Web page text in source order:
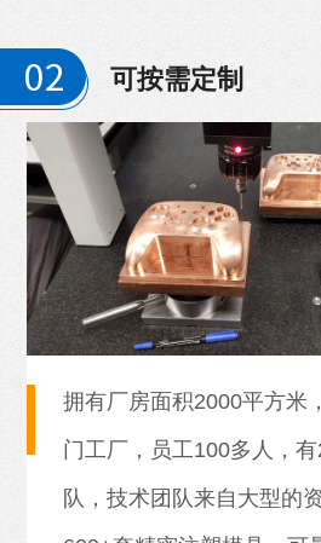
可按需定制
拥有厂房面积2000平方米
门工厂，员工100多人，
队，技术团队来自大型的